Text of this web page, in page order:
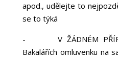
apod., udělejte to
se to týká
- V ŽÁDNÉM
Bakalářích omluvenku na